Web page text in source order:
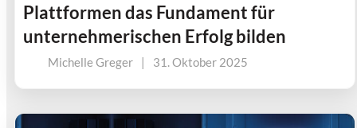
Plattformen das Fundament für
unternehmerischen Erfolg bilden
Michelle Greger | 31. Oktober 2025